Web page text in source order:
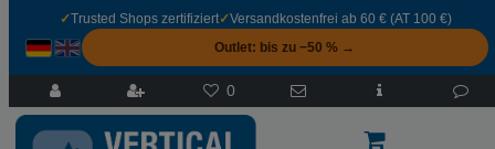
✓Trusted Shops zertifiziert✓Versandkostenfrei ab 60 € (AT 100 €)
Outlet: bis zu −50 % →
0